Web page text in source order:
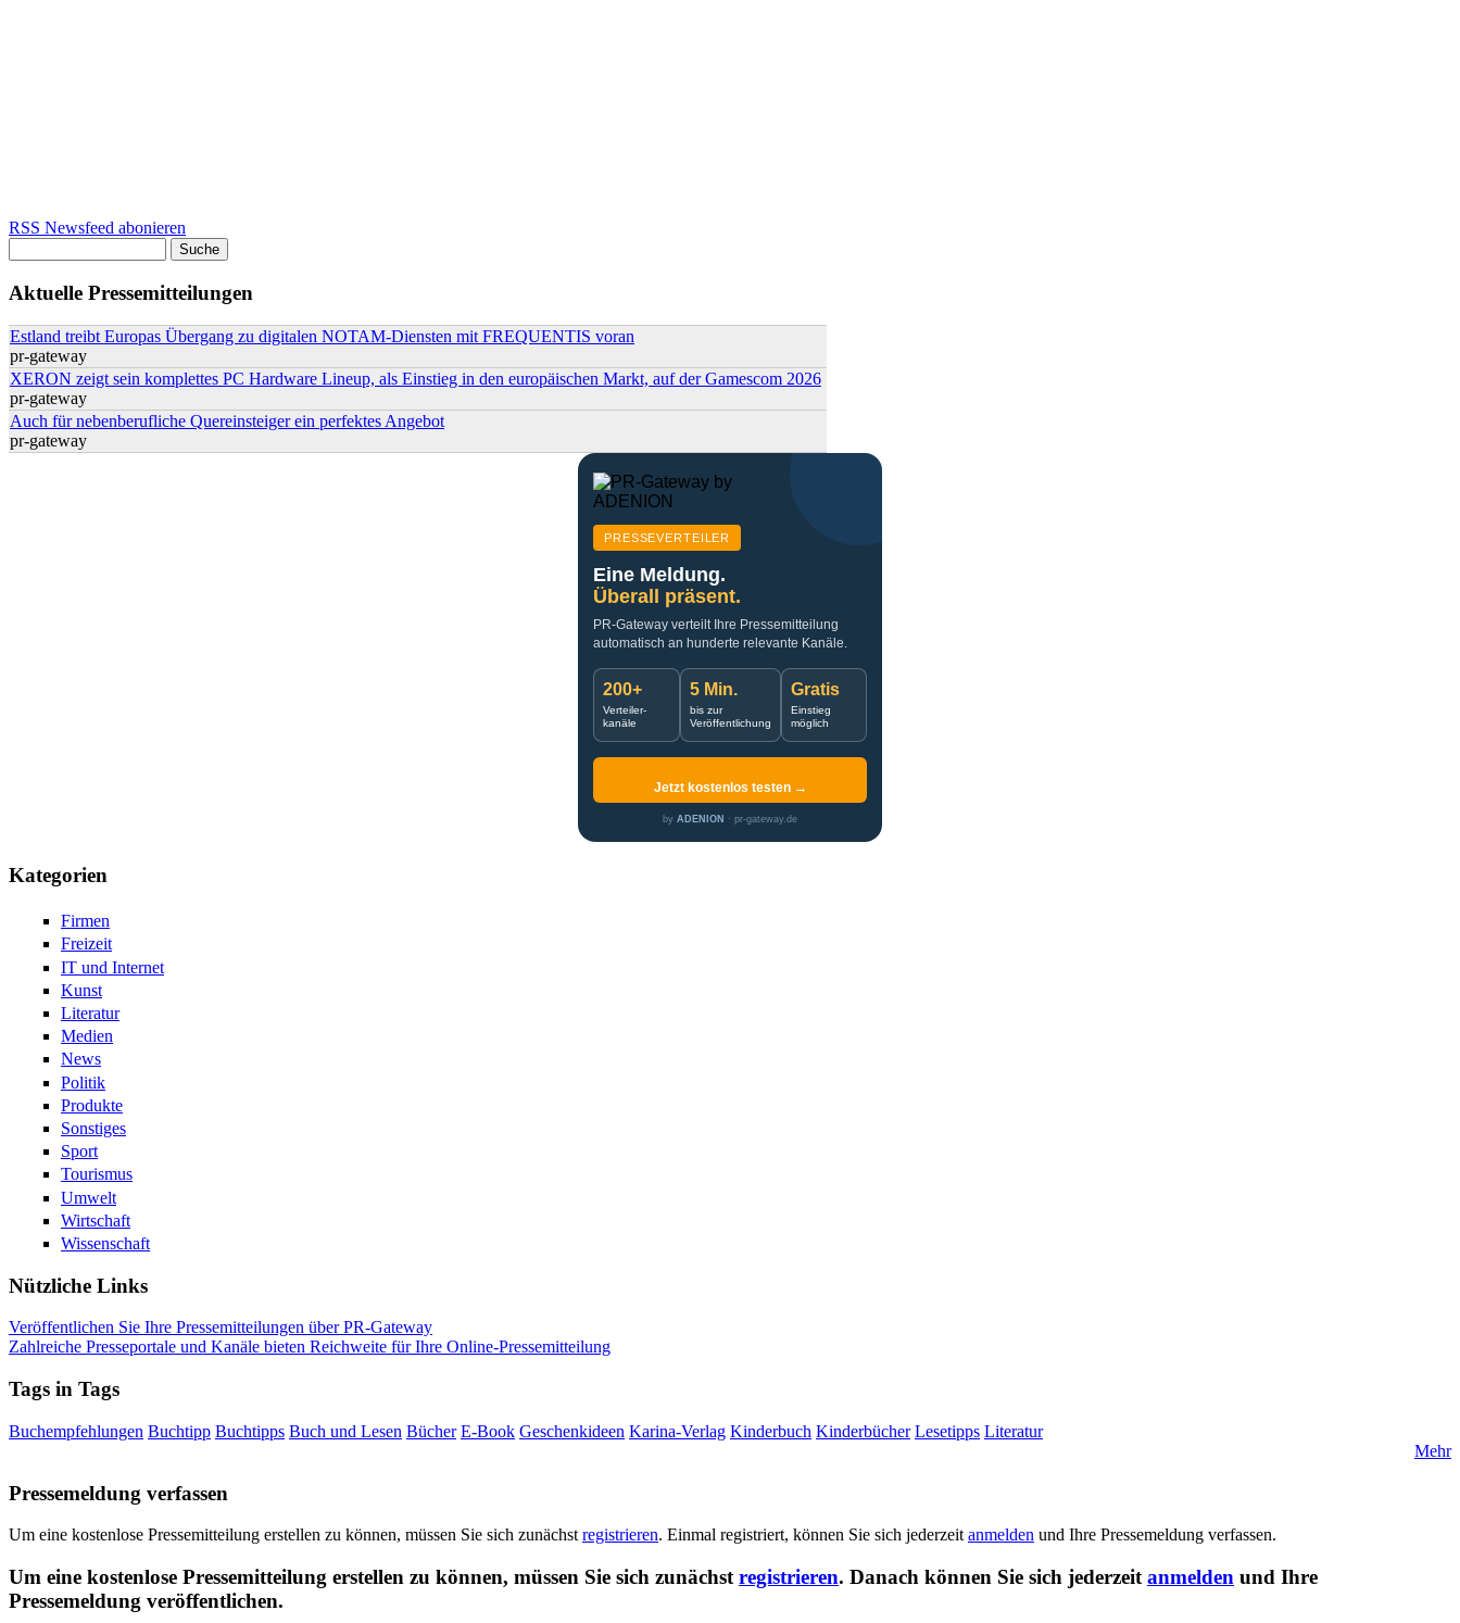
RSS Newsfeed abonieren
Aktuelle Pressemitteilungen
Estland treibt Europas Übergang zu digitalen NOTAM-Diensten mit FREQUENTIS voran
pr-gateway
XERON zeigt sein komplettes PC Hardware Lineup, als Einstieg in den europäischen Markt, auf der Gamescom 2026
pr-gateway
Auch für nebenberufliche Quereinsteiger ein perfektes Angebot
pr-gateway
PRESSEVERTEILER
Eine Meldung.
Überall präsent.
PR-Gateway verteilt Ihre Pressemitteilung
automatisch an hunderte relevante Kanäle.
200+
Verteiler-
kanäle
5 Min.
bis zur
Veröffentlichung
Gratis
Einstieg
möglich
Jetzt kostenlos testen →
by ADENION · pr-gateway.de
Kategorien
Firmen
Freizeit
IT und Internet
Kunst
Literatur
Medien
News
Politik
Produkte
Sonstiges
Sport
Tourismus
Umwelt
Wirtschaft
Wissenschaft
Nützliche Links
Veröffentlichen Sie Ihre Pressemitteilungen über PR-Gateway
Zahlreiche Presseportale und Kanäle bieten Reichweite für Ihre Online-Pressemitteilung
Tags in Tags
Buchempfehlungen Buchtipp Buchtipps Buch und Lesen Bücher E-Book Geschenkideen Karina-Verlag Kinderbuch Kinderbücher Lesetipps Literatur
Mehr
Pressemeldung verfassen
Um eine kostenlose Pressemitteilung erstellen zu können, müssen Sie sich zunächst registrieren. Einmal registriert, können Sie sich jederzeit anmelden und Ihre Pressemeldung verfassen.
Um eine kostenlose Pressemitteilung erstellen zu können, müssen Sie sich zunächst registrieren. Danach können Sie sich jederzeit anmelden und Ihre
Pressemeldung veröffentlichen.